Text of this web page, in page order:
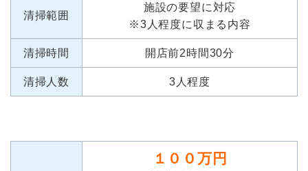
清掃範囲
施設の要望に対応
※3人程度に収まる内容
清掃時間 開店前2時間30分
清掃人数 3人程度
１００万円